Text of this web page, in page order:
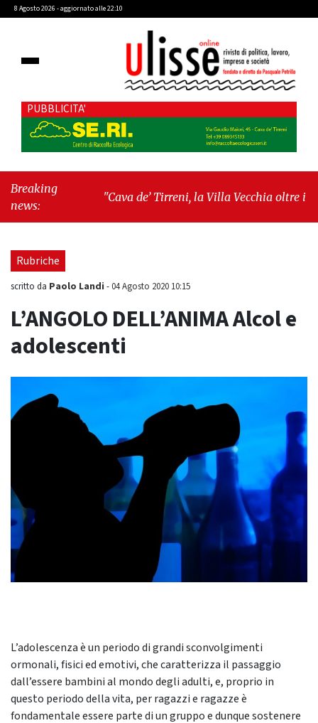
8 Agosto 2026 - aggiornato alle 22:10
PUBBLICITA'
Breaking
news:
"Cava de’ Tirreni, la Villa Vecchia oltre i vandali:
Rubriche
scritto da Paolo Landi -04 Agosto 2020 10:15
L’ANGOLO DELL’ANIMA Alcol e
adolescenti
L’adolescenza è un periodo di grandi sconvolgimenti
ormonali, fisici ed emotivi, che caratterizza il passaggio
dall’essere bambini al mondo degli adulti, e, proprio in
questo periodo della vita, per ragazzi e ragazze è
fondamentale essere parte di un gruppo e dunque sostenere